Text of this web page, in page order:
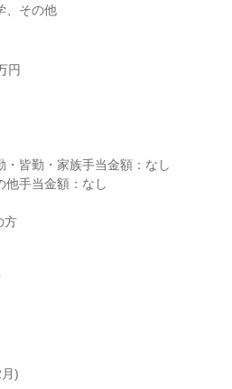
、その他
円
皆勤・家族手当金額：なし
他手当金額：なし
方
)